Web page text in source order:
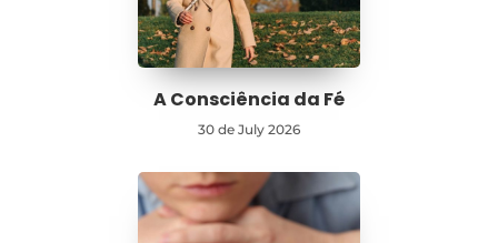
A Consciência da Fé
30 de July 2026